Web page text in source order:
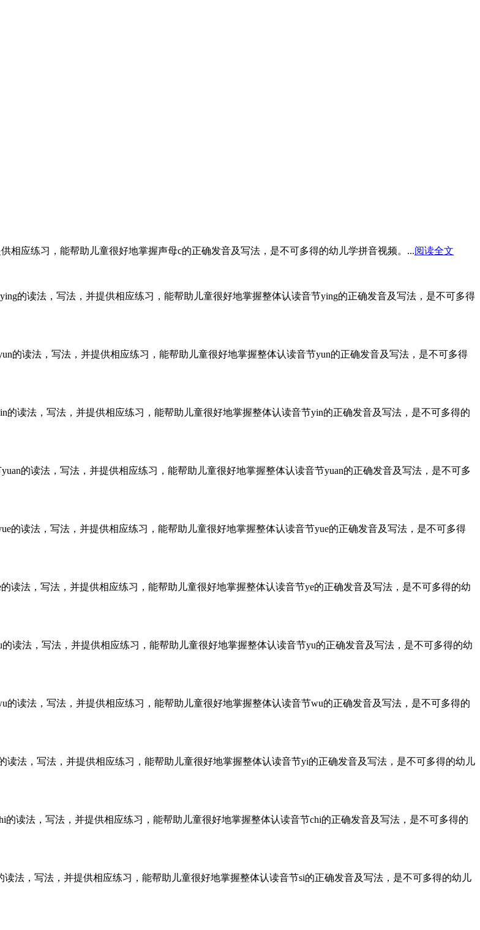
相应练习，能帮助儿童很好地掌握声母c的正确发音及写法，是不可多得的幼儿学拼音视频。...阅读全文
的读法，写法，并提供相应练习，能帮助儿童很好地掌握整体认读音节ying的正确发音及写法，是不可多得
的读法，写法，并提供相应练习，能帮助儿童很好地掌握整体认读音节yun的正确发音及写法，是不可多得
读法，写法，并提供相应练习，能帮助儿童很好地掌握整体认读音节yin的正确发音及写法，是不可多得的
的读法，写法，并提供相应练习，能帮助儿童很好地掌握整体认读音节yuan的正确发音及写法，是不可多
的读法，写法，并提供相应练习，能帮助儿童很好地掌握整体认读音节yue的正确发音及写法，是不可多得
读法，写法，并提供相应练习，能帮助儿童很好地掌握整体认读音节ye的正确发音及写法，是不可多得的幼
读法，写法，并提供相应练习，能帮助儿童很好地掌握整体认读音节yu的正确发音及写法，是不可多得的幼
读法，写法，并提供相应练习，能帮助儿童很好地掌握整体认读音节wu的正确发音及写法，是不可多得的
法，写法，并提供相应练习，能帮助儿童很好地掌握整体认读音节yi的正确发音及写法，是不可多得的幼儿
读法，写法，并提供相应练习，能帮助儿童很好地掌握整体认读音节chi的正确发音及写法，是不可多得的
法，写法，并提供相应练习，能帮助儿童很好地掌握整体认读音节si的正确发音及写法，是不可多得的幼儿